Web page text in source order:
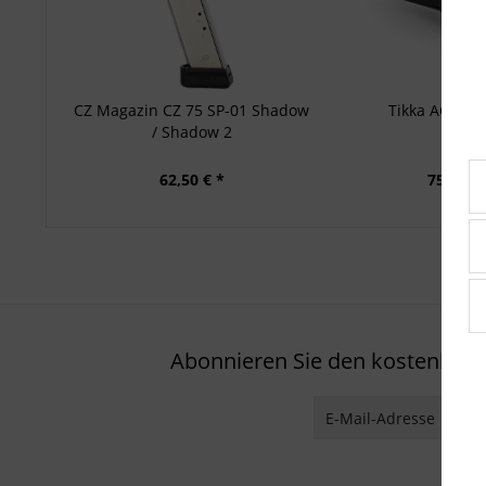
CZ Magazin CZ 75 SP-01 Shadow
/ Shadow 2
62,50 € *
Tikka ACE
75,00 € *
Abonnieren Sie den